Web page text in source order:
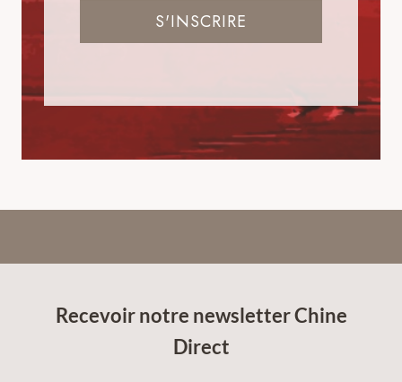
S'INSCRIRE
Recevoir notre newsletter Chine
Direct